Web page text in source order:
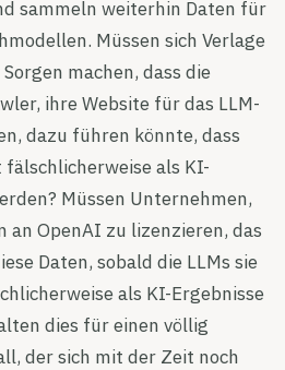
sammeln weiterhin Daten für
Müssen sich Verlage
machen, dass die
ihre Website für das LLM-
dazu führen könnte, dass
als KI-
Müssen Unternehmen,
an OpenAI zu lizenzieren, das
Daten, sobald die LLMs sie
als KI-Ergebnisse
dies für einen völlig
der sich mit der Zeit noch